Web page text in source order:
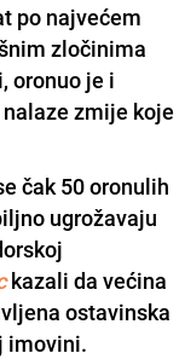
po najvećem
zločinima
oronuo je i
zmije koje
čak 50 oronulih
ugrožavaju
kazali da većina
ostavinska
imovini.